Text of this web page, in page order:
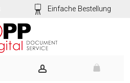
Einfache Bestellung